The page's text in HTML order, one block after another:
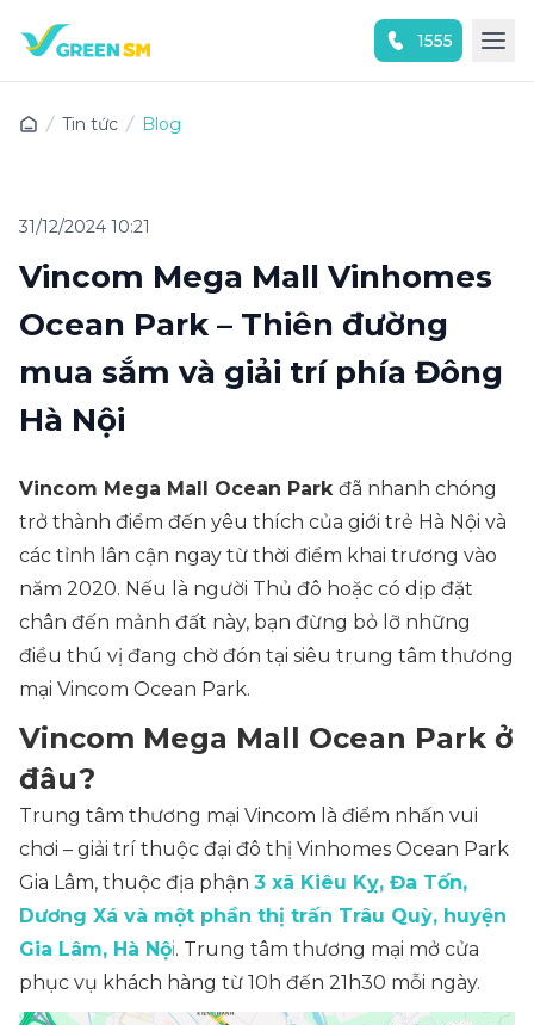
1555
Tin tức Blog
31/12/2024 10:21
Vincom Mega Mall Vinhomes
Ocean Park – Thiên đường
mua sắm và giải trí phía Đông
Hà Nội
Vincom Mega Mall Ocean Park đã nhanh chóng
trở thành điểm đến yêu thích của giới trẻ Hà Nội và
các tỉnh lân cận ngay từ thời điểm khai trương vào
năm 2020. Nếu là người Thủ đô hoặc có dịp đặt
chân đến mảnh đất này, bạn đừng bỏ lỡ những
điều thú vị đang chờ đón tại siêu trung tâm thương
mại Vincom Ocean Park.
Vincom Mega Mall Ocean Park ở
đâu?
Trung tâm thương mại Vincom là điểm nhấn vui
chơi – giải trí thuộc đại đô thị Vinhomes Ocean Park
Gia Lâm, thuộc địa phận 3 xã Kiêu Kỵ, Đa Tốn,
Dương Xá và một phần thị trấn Trâu Quỳ, huyện
Gia Lâm, Hà Nội. Trung tâm thương mại mở cửa
phục vụ khách hàng từ 10h đến 21h30 mỗi ngày.